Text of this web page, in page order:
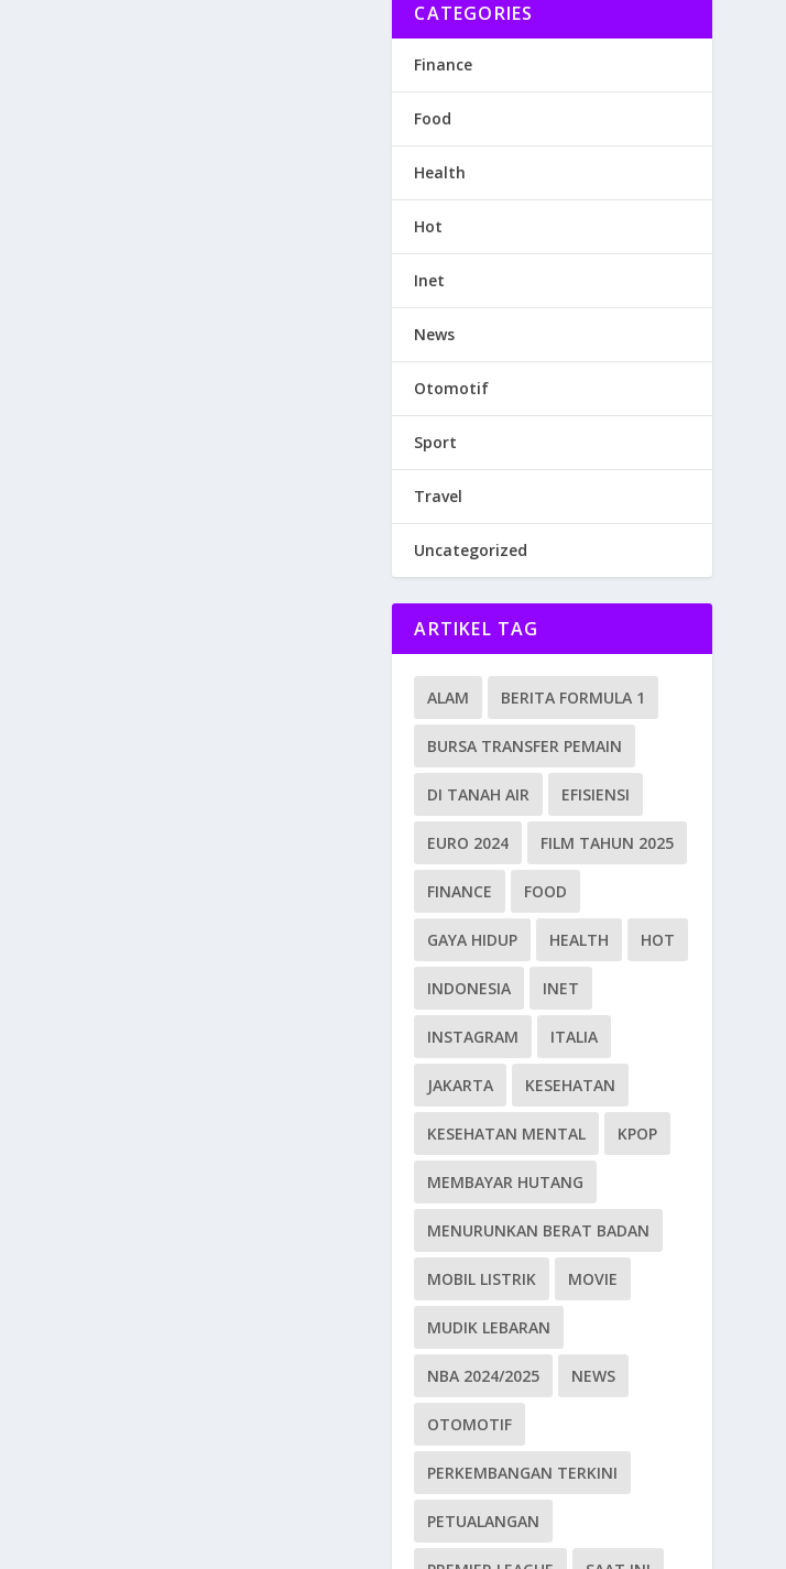
CATEGORIES
Finance
Food
Health
Hot
Inet
News
Otomotif
Sport
Travel
Uncategorized
ARTIKEL TAG
ALAM BERITA FORMULA 1
BURSA TRANSFER PEMAIN
DI TANAH AIR EFISIENSI
EURO 2024 FILM TAHUN 2025
FINANCE FOOD
GAYA HIDUP HEALTH HOT
INDONESIA INET
INSTAGRAM ITALIA
JAKARTA KESEHATAN
KESEHATAN MENTAL KPOP
MEMBAYAR HUTANG
MENURUNKAN BERAT BADAN
MOBIL LISTRIK MOVIE
MUDIK LEBARAN
NBA 2024/2025 NEWS
OTOMOTIF
PERKEMBANGAN TERKINI
PETUALANGAN